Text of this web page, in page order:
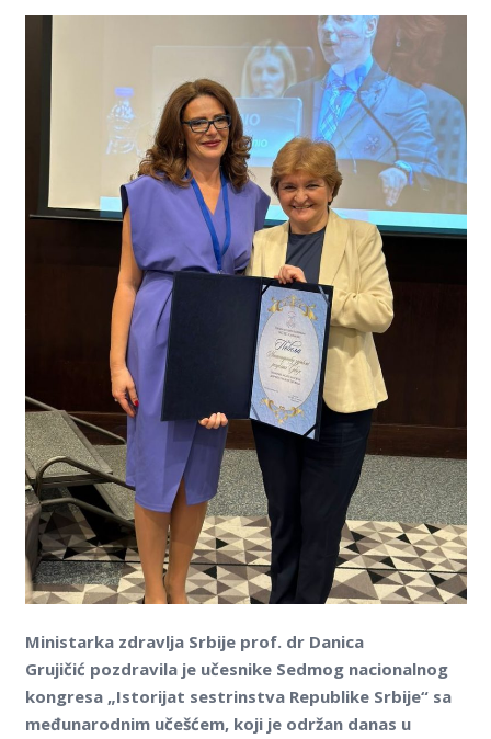
Ministarka zdravlja Srbije prof. dr Danica
Grujičić pozdravila je učesnike Sedmog nacionalnog
kongresa „Istorijat sestrinstva Republike Srbije“ sa
međunarodnim učešćem, koji je održan danas u